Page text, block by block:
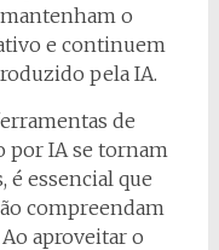
o
e continuem
pela IA.
de
por IA se tornam
é essencial que
compreendam
aproveitar o